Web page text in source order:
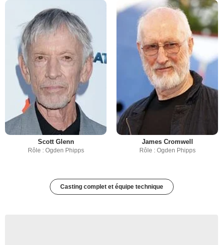
Scott Glenn
Rôle : Ogden Phipps
James Cromwell
Rôle : Ogden Phipps
Casting complet et équipe technique